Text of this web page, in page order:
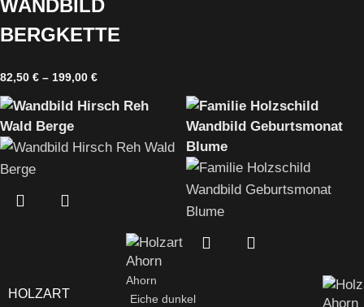
WANDBILD
BERGKETTE
82,50 € – 199,00 €
HOLZART
Ahorn
Eiche dunkel